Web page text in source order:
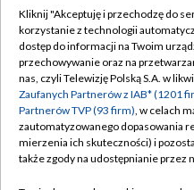
Abonament TVP
Emisja w TVP
Centrum informacji TVP
Naziemna Telewizja
Kliknij "Akceptuję i przechodzę do
korzystanie z technologii
dostęp do informacji na Twoim
przechowywanie oraz na
nas, czyli Telewizję Polską S.A. w
Zaufanych Partnerów z IAB* (1201
Partnerów TVP (93 firm), w celach
zautomatyzowanego dopasowania
mierzenia ich skuteczności) i
także zgody na udostępnianie przez